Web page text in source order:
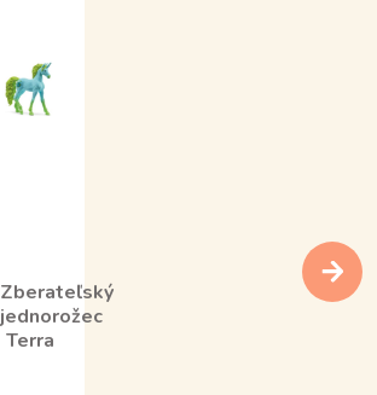
Zberateľský
jednorožec
Terra